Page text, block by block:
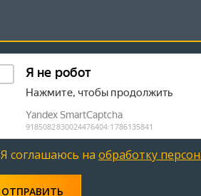
Я соглашаюсь на обработку
ОТПРАВИТЬ